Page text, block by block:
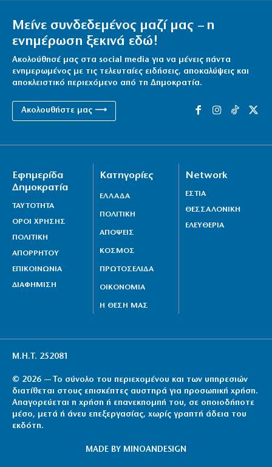
Μείνε συνδεδεμένος μαζί μας – η
ενημέρωση ξεκινά εδώ!
Ακολούθησέ μας στα social media για να μένεις πάντα
ενημερωμένος με τις τελευταίες ειδήσεις, αποκαλύψεις και
αποκλειστικό περιεχόμενο από τη Δημοκρατία.
Ακολουθήστε μας ⟶
Εφημερίδα
Δημοκρατία
ΤΑΥΤΟΤΗΤΑ
ΟΡΟΙ ΧΡΗΣΗΣ
ΠΟΛΙΤΙΚΗ
ΑΠΟΡΡΗΤΟΥ
ΕΠΙΚΟΙΝΩΝΙΑ
ΔΙΑΦΗΜΙΣΗ
Κατηγορίες
ΕΛΛΑΔΑ
ΠΟΛΙΤΙΚΗ
ΑΠΟΨΕΙΣ
ΚΟΣΜΟΣ
ΠΡΩΤΟΣΕΛΙΔΑ
ΟΙΚΟΝΟΜΙΑ
Η ΘΕΣΗ ΜΑΣ
Network
ΕΣΤΙΑ
ΘΕΣΣΑΛΟΝΙΚΗ
ΕΛΕΥΘΕΡΙΑ
Μ.Η.Τ. 252081
© 2026 — Το σύνολο του περιεχομένου και των υπηρεσιών
διατίθεται στους επισκέπτες αυστηρά για προσωπική χρήση.
Απαγορεύεται η χρήση ή επανεκπομπή του, σε οποιοδήποτε
μέσο, μετά ή άνευ επεξεργασίας, χωρίς γραπτή άδεια του
εκδότη.
MADE BY MINOANDESIGN